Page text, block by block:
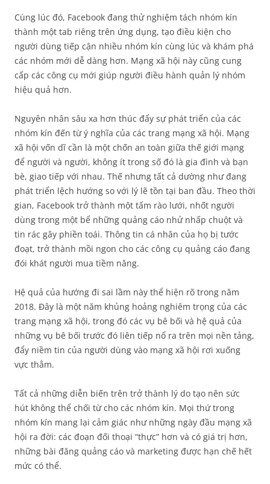
Cùng lúc đó, Facebook đang thử nghiệm tách nhóm kín
thành một tab riêng trên ứng dụng, tạo điều kiện cho
người dùng tiếp cận nhiều nhóm kín cùng lúc và khám phá
các nhóm mới dễ dàng hơn. Mạng xã hội này cũng cung
cấp các công cụ mới giúp người điều hành quản lý nhóm
hiệu quả hơn.
Nguyên nhân sâu xa hơn thúc đẩy sự phát triển của các
nhóm kín đến từ ý nghĩa của các trang mạng xã hội. Mạng
xã hội vốn dĩ cần là một chốn an toàn giữa thế giới mạng
để người và người, không ít trong số đó là gia đình và bạn
bè, giao tiếp với nhau. Thế nhưng tất cả dường như đang
phát triển lệch hướng so với lý lẽ tồn tại ban đầu. Theo thời
gian, Facebook trở thành một tấm rào lưới, nhốt người
dùng trong một bể những quảng cáo nhử nhấp chuột và
tin rác gây phiền toái. Thông tin cá nhân của họ bị tước
đoạt, trở thành mồi ngon cho các công cụ quảng cáo đang
đói khát người mua tiềm năng.
Hệ quả của hướng đi sai lầm này thể hiện rõ trong năm
2018. Đây là một năm khủng hoảng nghiêm trọng của các
trang mạng xã hội, trong đó các vụ bê bối và hệ quả của
những vụ bê bối trước đó liên tiếp nổ ra trên mọi nền tảng,
đẩy niềm tin của người dùng vào mạng xã hội rơi xuống
vực thẳm.
Tất cả những diễn biến trên trở thành lý do tạo nên sức
hút không thể chối từ cho các nhóm kín. Mọi thứ trong
nhóm kín mang lại cảm giác như những ngày đầu mạng xã
hội ra đời: các đoạn đối thoại “thực” hơn và có giá trị hơn,
những bài đăng quảng cáo và marketing được hạn chế hết
mức có thể.